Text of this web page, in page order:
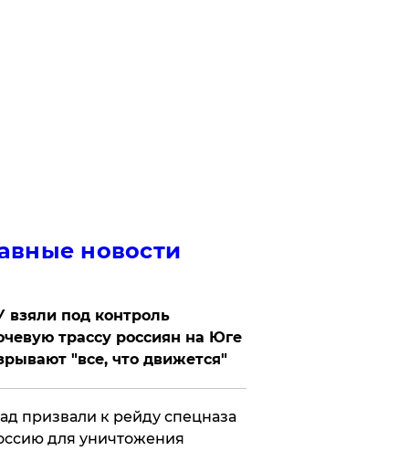
новости
взяли под контроль
трассу россиян на Юге
"все, что движется"
призвали к рейду спецназа
для уничтожения